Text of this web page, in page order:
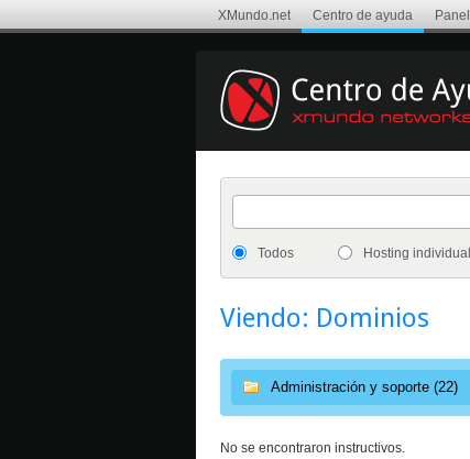
XMundo.net Centro de ayuda
Todos Hosting individual
Viendo: Dominios
Administración y soporte (22)
No se encontraron instructivos.